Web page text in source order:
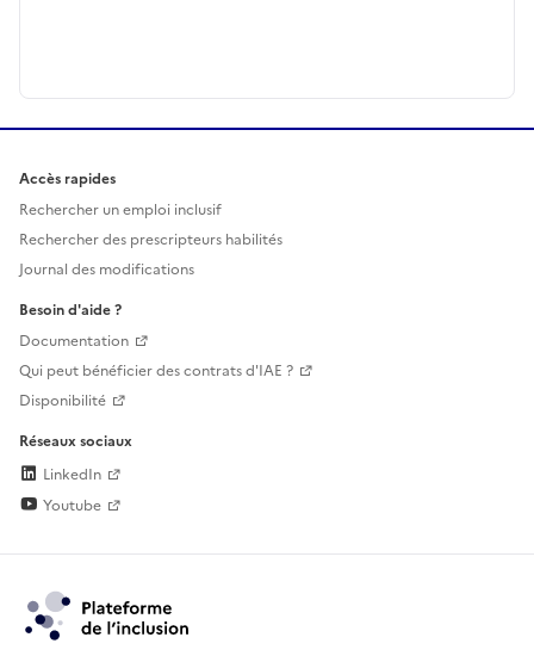
Accès rapides
Rechercher un emploi inclusif
Rechercher des prescripteurs habilités
Journal des modifications
Besoin d'aide ?
Documentation
Qui peut bénéficier des contrats d'IAE ?
Disponibilité
Réseaux sociaux
LinkedIn
Youtube